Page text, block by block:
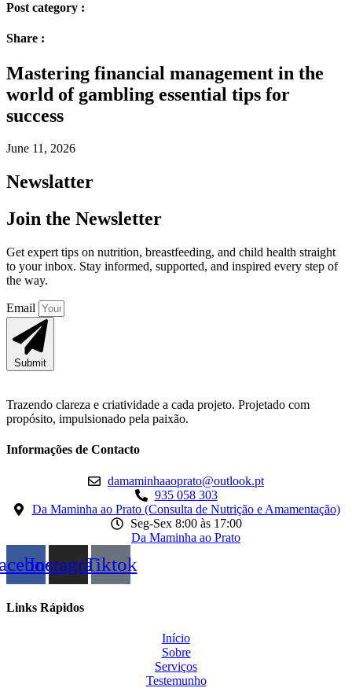
Post category :
Share :
Mastering financial management in the
world of gambling essential tips for
success
June 11, 2026
Newslatter
Join the Newsletter
Get expert tips on nutrition, breastfeeding, and child health straight
to your inbox. Stay informed, supported, and inspired every step of
the way.
Email
Submit
Trazendo clareza e criatividade a cada projeto. Projetado com
propósito, impulsionado pela paixão.
Informações de Contacto
damaminhaaoprato@outlook.pt
935 058 303
Da Maminha ao Prato (Consulta de Nutrição e Amamentação)
Seg-Sex 8:00 às 17:00
Da Maminha ao Prato
InstagramTiktok
Links Rápidos
Início
Sobre
Serviços
Testemunho